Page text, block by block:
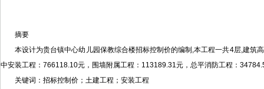
摘要
本设计为贵台镇中心幼儿园保教综合楼招标控制价的编制,本工程一共4层,建
中安装工程：766118.10元，围墙附属工程：113189.31元，总平消防工程：
关键词：招标控制价；土建工程；安装工程